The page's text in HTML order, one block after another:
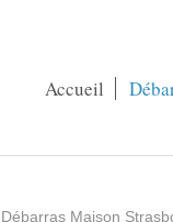
Accueil
Débarras Maison